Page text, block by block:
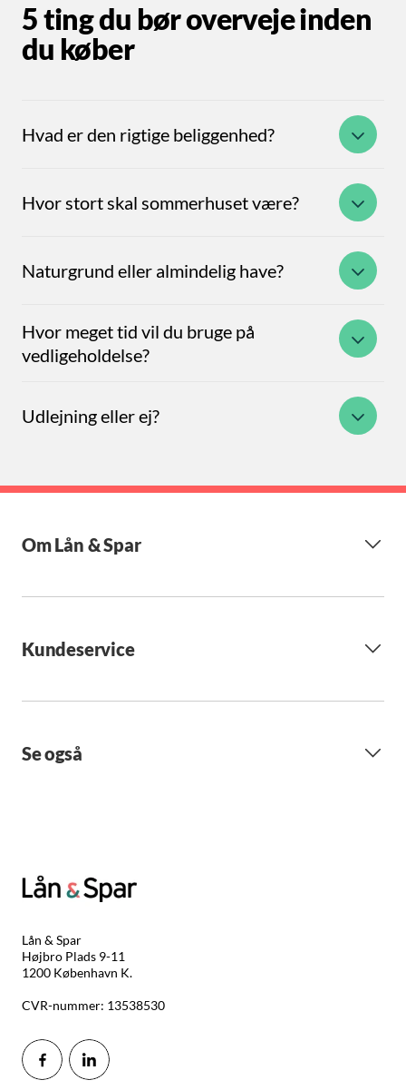
5 ting du bør overveje inden
du køber
Hvad er den rigtige beliggenhed?
Hvor stort skal sommerhuset være?
Naturgrund eller almindelig have?
Hvor meget tid vil du bruge på
vedligeholdelse?
Udlejning eller ej?
Om Lån & Spar
Kundeservice
Se også
Lån & Spar
Højbro Plads 9-11
1200 København K.
CVR-nummer: 13538530